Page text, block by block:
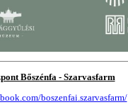
Bőszénfa - Szarvasfarm
boszenfai.szarvasfarm/